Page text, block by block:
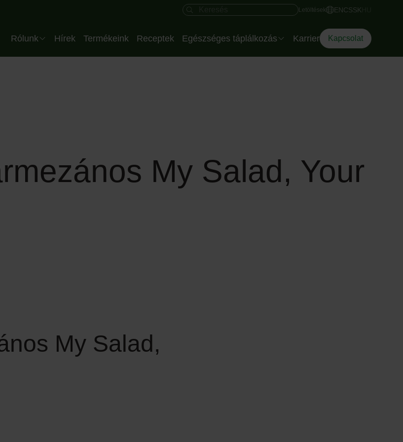
Keresés mező Gyors hozzáférés
Letöltések ENCSSK
Header HU
Rólunk
Vállalat
Hírek Termékeink Receptek Egészséges táplálkozás
Salátatálak rendezvényre
Karrier Kapcsolat
My Salad, Your
My Salad,